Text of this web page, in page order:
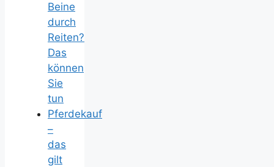
Beine
durch
Reiten?
Das
können
Sie
tun
Pferdekauf
–
das
gilt